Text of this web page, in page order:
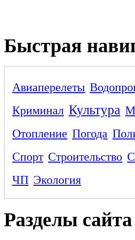
Быстрая
Авиаперелеты
Криминал Культура
Отопление Погода
Спорт Строительство
ЧП Экология
Разделы сайта